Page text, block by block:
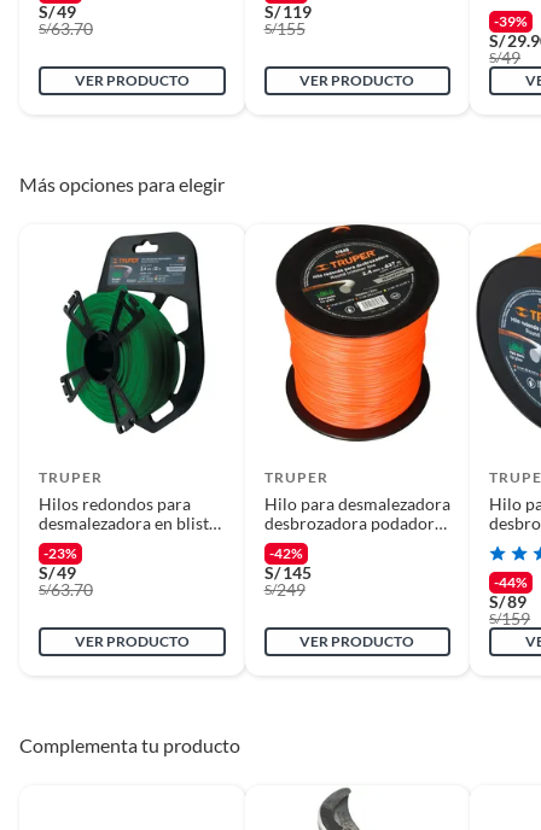
0.16
Ancho 0.14
S/49
S/63.70
VER PRODUCTO
S/ 119
S/155
VER PRODUCTO
-39%
S/
S/49
Más opciones para elegir
TRUPER
Hilos redondos para
desmalezadora en blister
2 mm Truper
-23%
S/49
S/63.70
VER PRODUCTO
TRUPER
Hilo para desmalezadora
desbrozadora podadora
2.4 mm, 5 lb Truper
-42%
S/ 145
S/249
VER PRODUCTO
Hilo
2.4
-44%
S/89
S/159
Complementa tu producto